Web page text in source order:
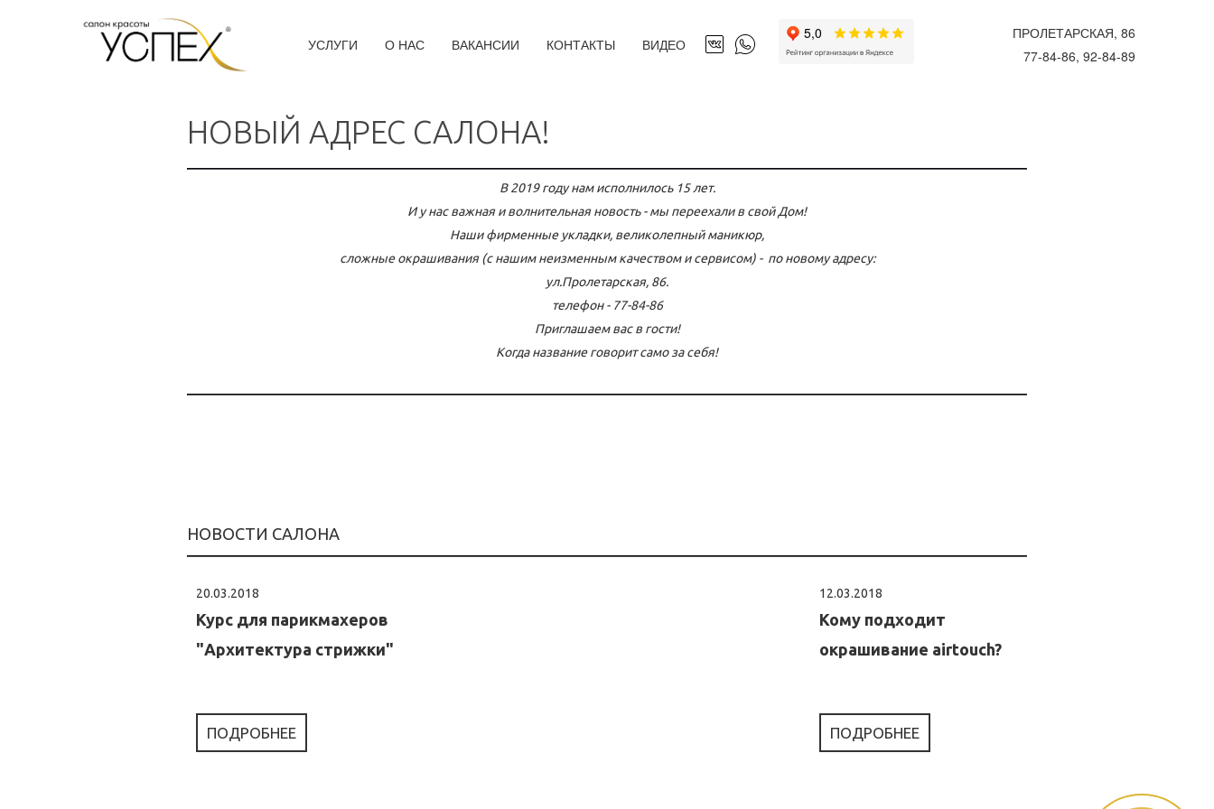
УСЛУГИ О НАС ВАКАНСИИ КОНТАКТЫ ВИДЕО
ПРОЛЕТАРСКАЯ, 86
77-84-86, 92-84-89
НОВЫЙ АДРЕС САЛОНА!
В 2019 году нам исполнилось 15 лет.
И у нас важная и волнительная новость - мы переехали в свой Дом!
Наши фирменные укладки, великолепный маникюр,
сложные окрашивания (с нашим неизменным качеством и сервисом) - по новому адресу:
ул.Пролетарская, 86.
телефон - 77-84-86
Приглашаем вас в гости!
Когда название говорит само за себя!
НОВОСТИ САЛОНА
20.03.2018
Курс для парикмахеров
"Архитектура стрижки"
ПОДРОБНЕЕ
12.03.2018
Кому подходит
окрашивание airtouch?
ПОДРОБНЕЕ